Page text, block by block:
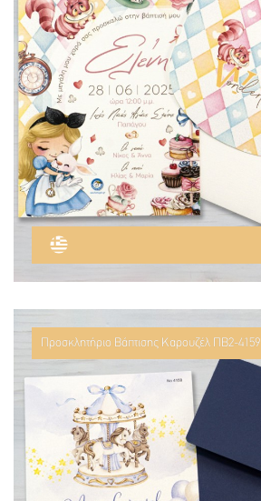
Προσκλητήριο Βάπτισης Καρουζέλ ΠΒ2-4159